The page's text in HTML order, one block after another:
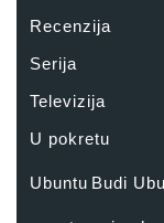
Recenzija
Serija
Televizija
U pokretu
Ubuntu Budi